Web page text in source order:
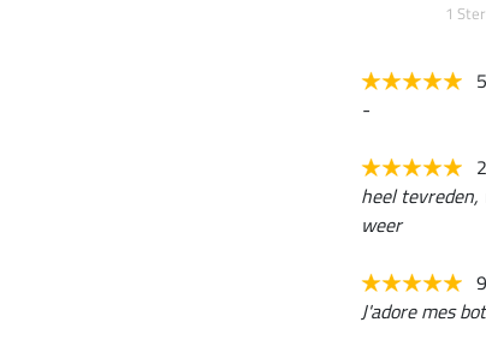
1 Ster
-
heel
weer
J'adore mes